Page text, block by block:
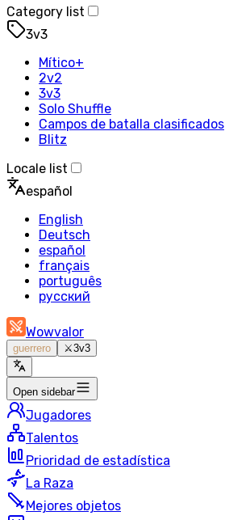
Category list
3v3
Mítico+
2v2
3v3
Solo Shuffle
Campos de batalla clasificados
Blitz
Locale list
español
English
Deutsch
español
français
português
русский
Wowvalor
guerrero ⚔️3v3
Open sidebar
Jugadores
Talentos
Prioridad de estadística
La Raza
Mejores objetos